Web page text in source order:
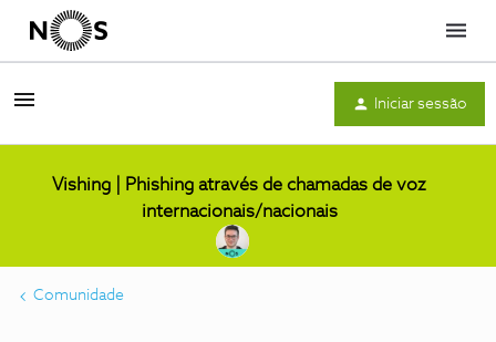
Menu
Iniciar sessão
Vishing | Phishing através de chamadas de voz
internacionais/nacionais
Comunidade